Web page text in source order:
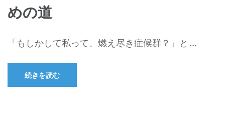
押めの道
「もしかして私って、燃え尽き症候群？」と …
続きを読む